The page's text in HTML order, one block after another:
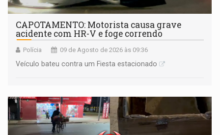
CAPOTAMENTO: Motorista causa grave
acidente com HR-V e foge correndo
Polícia 09 de Agosto de 2026 às 09:36
Veículo bateu contra um Fiesta estacionado